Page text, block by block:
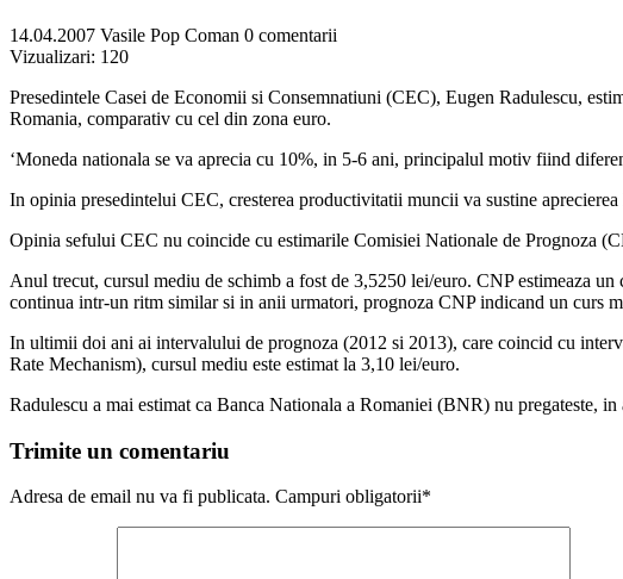
14.04.2007 Vasile Pop Coman 0 comentarii
Vizualizari: 120
Presedintele Casei de Economii si Consemnatiuni (CEC), Eugen Radulescu,
Romania, comparativ cu cel din zona euro.
‘Moneda nationala se va aprecia cu 10%, in 5-6 ani, principalul motiv fiind
In opinia presedintelui CEC, cresterea productivitatii muncii va sustine
Opinia sefului CEC nu coincide cu estimarile Comisiei Nationale de Prognoza
Anul trecut, cursul mediu de schimb a fost de 3,5250 lei/euro. CNP estimeaza
continua intr-un ritm similar si in anii urmatori, prognoza CNP indicand un curs
In ultimii doi ani ai intervalului de prognoza (2012 si 2013), care coincid cu
Rate Mechanism), cursul mediu este estimat la 3,10 lei/euro.
Radulescu a mai estimat ca Banca Nationala a Romaniei (BNR) nu pregateste,
Trimite un comentariu
Adresa de email nu va fi publicata. Campuri obligatorii*